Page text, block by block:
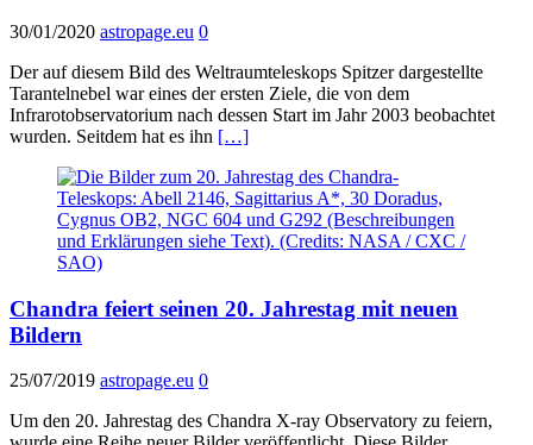
30/01/2020 astropage.eu 0
Der auf diesem Bild des Weltraumteleskops Spitzer dargestellte
Tarantelnebel war eines der ersten Ziele, die von dem
Infrarotobservatorium nach dessen Start im Jahr 2003 beobachtet
wurden. Seitdem hat es ihn […]
Chandra feiert seinen 20. Jahrestag mit neuen
Bildern
25/07/2019 astropage.eu 0
Um den 20. Jahrestag des Chandra X-ray Observatory zu feiern,